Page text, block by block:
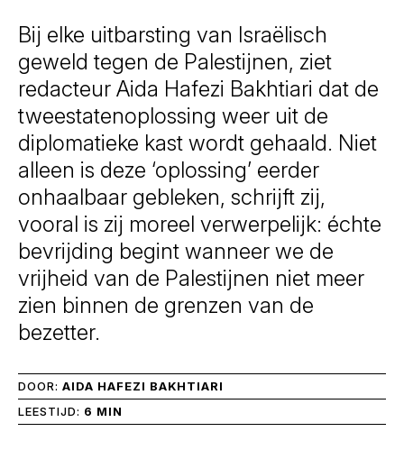
Bij elke uitbarsting van Israëlisch
geweld tegen de Palestijnen, ziet
redacteur Aida Hafezi Bakhtiari dat de
tweestatenoplossing weer uit de
diplomatieke kast wordt gehaald. Niet
alleen is deze ‘oplossing’ eerder
onhaalbaar gebleken, schrijft zij,
vooral is zij moreel verwerpelijk: échte
bevrijding begint wanneer we de
vrijheid van de Palestijnen niet meer
zien binnen de grenzen van de
bezetter.
DOOR: AIDA HAFEZI BAKHTIARI
LEESTIJD: 6 MIN